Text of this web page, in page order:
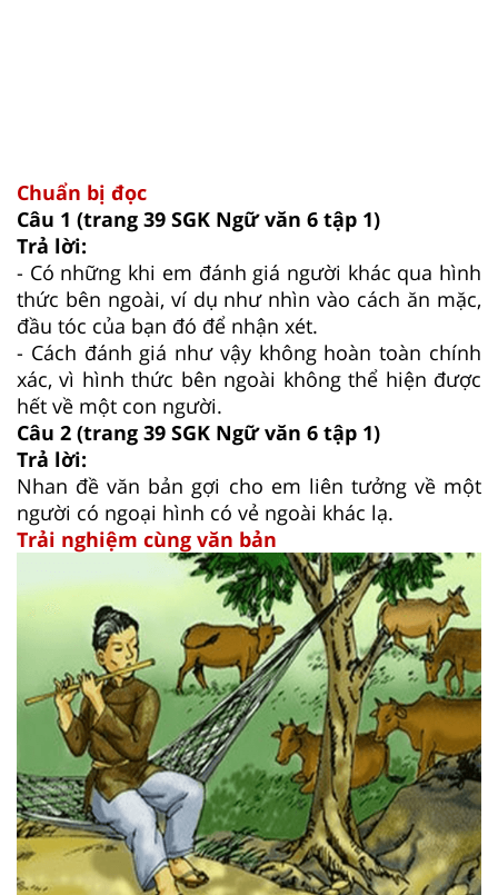
Chuẩn bị đọc
Câu 1 (trang 39 SGK Ngữ văn 6 tập 1)
Trả lời:
- Có những khi em đánh giá người khác qua hình
thức bên ngoài, ví dụ như nhìn vào cách ăn mặc,
đầu tóc của bạn đó để nhận xét.
- Cách đánh giá như vậy không hoàn toàn chính
xác, vì hình thức bên ngoài không thể hiện được
hết về một con người.
Câu 2 (trang 39 SGK Ngữ văn 6 tập 1)
Trả lời:
Nhan đề văn bản gợi cho em liên tưởng về một
người có ngoại hình có vẻ ngoài khác lạ.
Trải nghiệm cùng văn bản